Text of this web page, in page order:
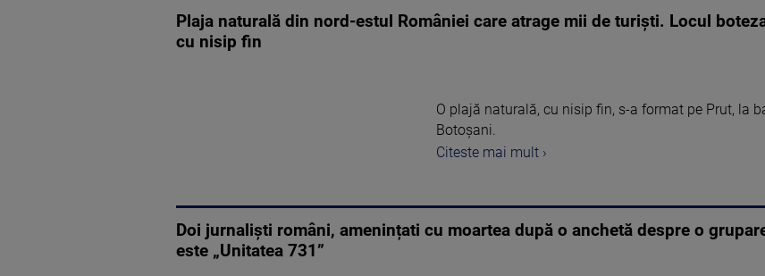
Plaja naturală din nord-estul României care atrage mii de turiști. Locul
cu nisip fin
O plajă naturală, cu nisip fin, s-a format pe Prut, la
Botoșani.
Citeste mai mult ›
Doi jurnaliști români, amenințati cu moartea după o anchetă despre o
este „Unitatea 731”